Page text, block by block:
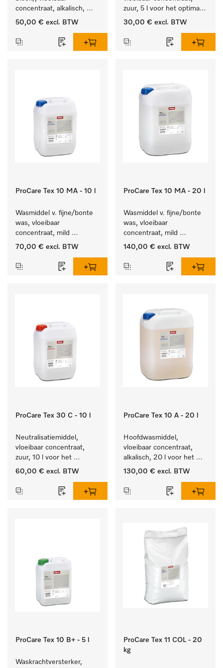
concentraat, alkalisch,
5 l voor het reinigen van
kleurechte bonte was.
50,00 € excl. BTW
zuur, 5 l voor het optimaal
beschermen van het
neutralisatie.
30,00 € excl. BTW
ProCare Tex 10 MA - 10 l
Wasmiddel v. fijne/bonte
was, vloeibaar
concentraat, mild
alkalisch, 10 l voor het
en gevoelig textiel.
70,00 € excl. BTW
ProCare Tex 10 MA - 20 l
Wasmiddel v. fijne/bonte
was, vloeibaar
concentraat, mild
alkalisch, 20 l voor het
en gevoelig textiel.
140,00 € excl. BTW
ProCare Tex 30 C - 10 l
Neutralisatiemiddel,
vloeibaar concentraat,
zuur, 10 l voor het
optimaal beschermen van
betrouwbare neutralisatie.
60,00 € excl. BTW
ProCare Tex 10 A - 20 l
Hoofdwasmiddel,
vloeibaar concentraat,
alkalisch, 20 l voor het
reinigen van wit wasgoed
130,00 € excl. BTW
ProCare Tex 10 B+ - 5 l
Waskrachtversterker,
ProCare Tex 11 COL - 20
kg